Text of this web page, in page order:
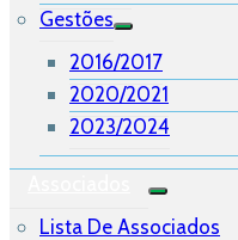
Gestões
2016/2017
2020/2021
2023/2024
Lista De Associados